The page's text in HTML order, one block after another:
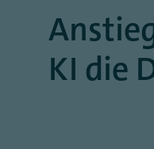
KI die